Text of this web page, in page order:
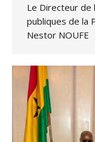
Le Directeur de
publiques de la
Nestor NOUFE